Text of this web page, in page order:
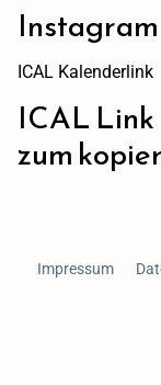
Instagram
ICAL Kalenderlink
ICAL Link
zum
Impressum